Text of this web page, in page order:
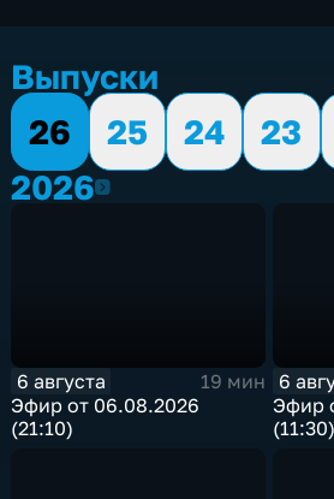
Выпуски
26
25 24 23
20262026
6 августа
19 мин
Эфир от 06.08.2026
(21:10)
6
Эфир
(11:30)